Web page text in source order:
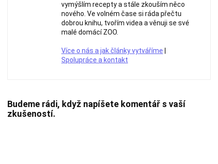
vymýšlím recepty a stále zkouším něco
nového. Ve volném čase si ráda přečtu
dobrou knihu, tvořím videa a věnuji se své
malé domácí ZOO.
Více o nás a jak články vytváříme
Spolupráce a kontakt
Budeme rádi, když napíšete komentář s vaší
zkušeností.